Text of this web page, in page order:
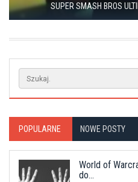
SUPER SMASH BROS
POPULARNE NOWE POSTY
World of
do...